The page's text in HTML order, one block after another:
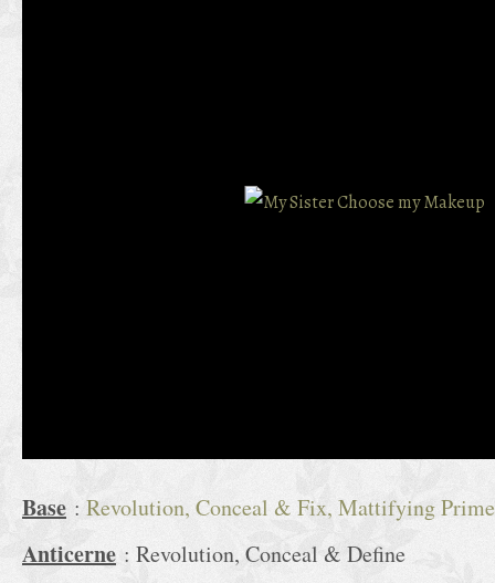
Base : Revolution, Conceal & Fix, Mattifying
Anticerne : Revolution, Conceal & Define